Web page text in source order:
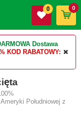
Dostawa
KOD RABATOWY:
0 0
Południowej z